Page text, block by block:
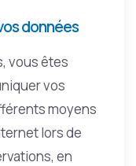
données
vous êtes
vos
moyens
lors de
en